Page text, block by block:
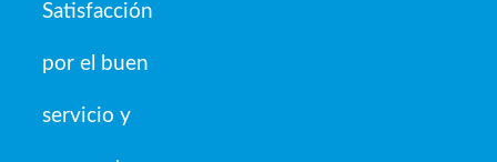
Satisfacción
por el buen
servicio y